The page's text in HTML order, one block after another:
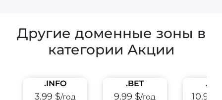
Другие доменные зоны в
категории Акции
.INFO
3.99 $/год
.BET
9.99 $/год 10.99 $